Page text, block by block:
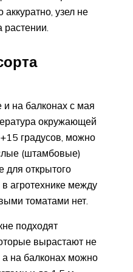
аккуратно, узел не
на балконах с мая
окружающей
градусов, можно
(штамбовые)
для открытого
агротехнике между
томатами нет.
подходят
вырастают не
на балконах можно